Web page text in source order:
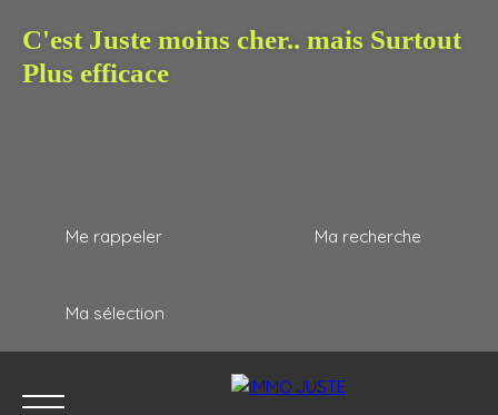
C'est Juste moins cher.. mais Surtout
Plus efficace
Me rappeler Ma recherche
Ma sélection